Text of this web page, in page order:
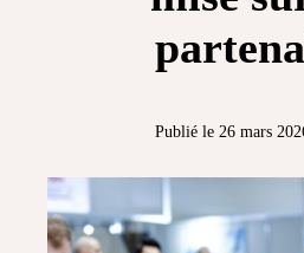
Publié le 26 mars